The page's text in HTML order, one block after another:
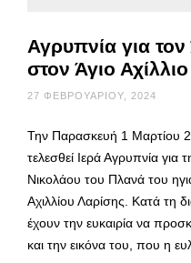
Αγρυπνία για
στον Άγιο Αχίλλιο
27 ΦΕΒΡΟΥΑΡΊΟΥ, 2024
Την Παρασκευή 1 Μαρτίου
τελεσθεί Ιερά Αγρυπνία για
Νικολάου του Πλανά του
Αχιλλίου Λαρίσης. Κατά τη
έχουν την ευκαιρία να
και την εικόνα του, που η